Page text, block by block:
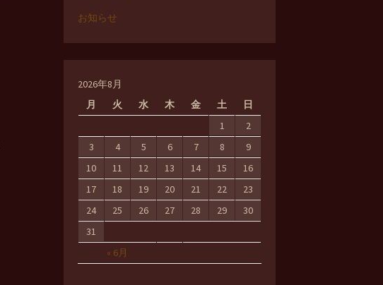
お知らせ
2026年8月
月
火 水 木 金 土 日
« 6月
1
2
3
4 5 6 7 8
9
10
11 12 13 14 15
16
17
18 19 20 21 22
23
24
25 26 27 28 29
30
31